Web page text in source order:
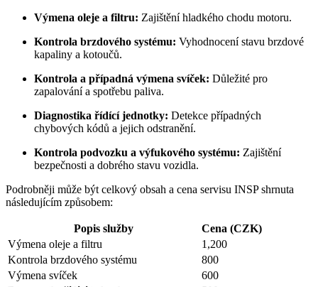
Výmena oleje a filtru: Zajištění hladkého chodu motoru.
Kontrola brzdového systému: Vyhodnocení stavu brzdové
kapaliny a kotoučů.
Kontrola a případná výmena svíček: Důležité pro
zapalování a spotřebu paliva.
Diagnostika řídící jednotky: Detekce případných
chybových kódů a jejich odstranění.
Kontrola podvozku a výfukového systému: Zajištění
bezpečnosti a dobrého stavu vozidla.
Podrobněji může být celkový obsah a cena servisu INSP shrnuta
následujícím způsobem:
Popis služby
Cena (CZK)
Výmena oleje a filtru
1,200
Kontrola brzdového systému
800
Výmena svíček
600